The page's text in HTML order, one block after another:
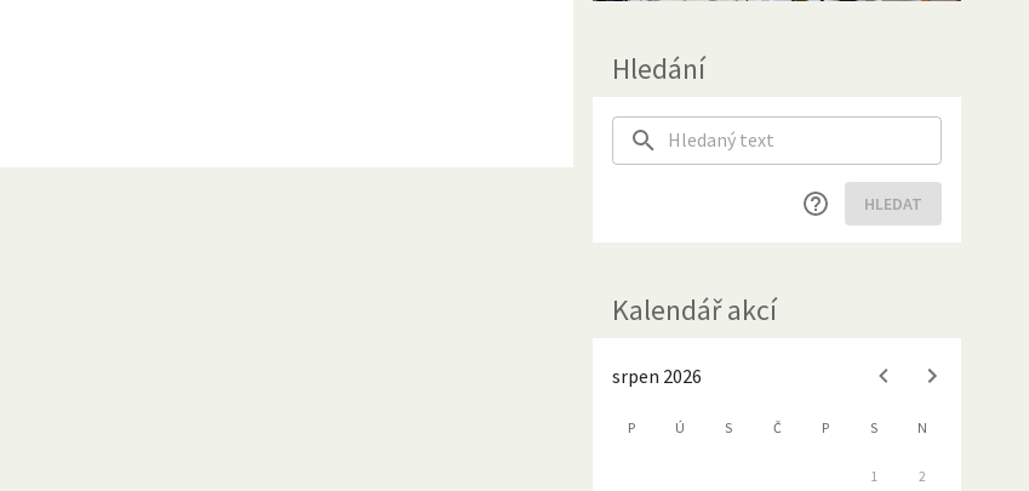
Hledání
HLEDAT
Kalendář akcí
srpen 2026
P Ú S Č P S N
1 2